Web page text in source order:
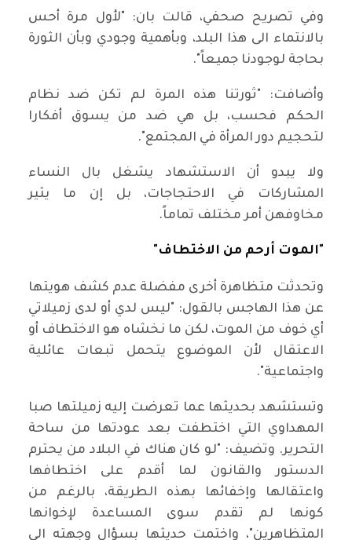
وفي تصريح صحفي، قالت بان: "لأول مرة أحس
بالانتماء الى هذا البلد، وبأهمية وجودي وبأن الثورة
بحاجة لوجودنا جميعاً".
وأضافت: "ثورتنا هذه المرة لم تكن ضد نظام
الحكم فحسب، بل هي ضد من يسوق أفكارا
لتحجيم دور المرأة في المجتمع".
ولا يبدو أن الاستشهاد يشغل بال النساء
المشاركات في الاحتجاجات، بل إن ما يثير
مخاوفهن أمر مختلف تماماً.
"الموت أرحم من الاختطاف"
وتحدثت متظاهرة أخرى مفضلة عدم كشف هويتها
عن هذا الهاجس بالقول: "ليس لدي أو لدى زميلاتي
أي خوف من الموت، لكن ما نخشاه هو الاختطاف أو
الاعتقال لأن الموضوع يتحمل تبعات عائلية
واجتماعية".
وتستشهد بحديثها عما تعرضت إليه زميلتها صبا
المهداوي التي اختطفت بعد عودتها من ساحة
التحرير. وتضيف: "لو كان هناك في البلاد من يحترم
الدستور والقانون لما أقدم على اختطافها
واعتقالها وإخفائها بهذه الطريقة، بالرغم من
كونها لم تقدم سوى المساعدة لإخوانها
المتظاهرين"، واختمت حديثها بسؤال وجهته الى